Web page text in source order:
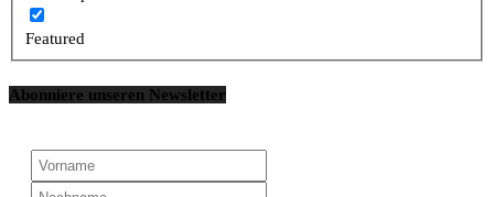
Featured
Abonniere unseren Newsletter